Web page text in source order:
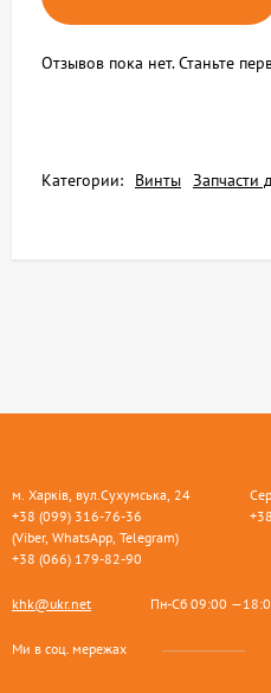
Отзывов пока нет. Станьте
Категории: Винты Запчасти
м. Харків, вул.Сухумська, 24
+38 (099) 316-76-36
(Viber, WhatsApp, Telegram)
+38 (066) 179-82-90
khk@ukr.net Пн-Сб 09:00
Ми в соц. мережах